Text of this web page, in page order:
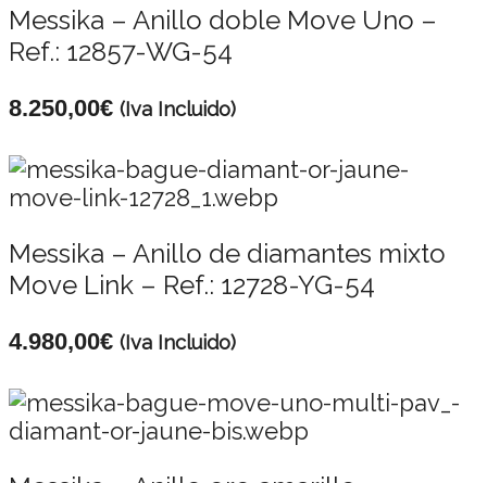
Messika – Anillo doble Move Uno –
Ref.: 12857-WG-54
8.250,00€ (Iva Incluido)
Messika – Anillo de diamantes mixto
Move Link – Ref.: 12728-YG-54
4.980,00€ (Iva Incluido)